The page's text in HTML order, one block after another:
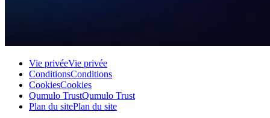
Vie privéeVie privée
ConditionsConditions
CookiesCookies
Qumulo TrustQumulo Trust
Plan du sitePlan du site